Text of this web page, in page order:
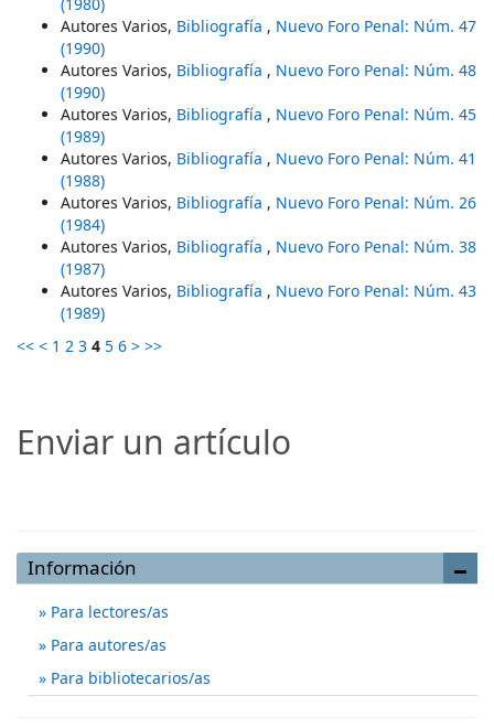
Autores Varios, Bibliografía , Nuevo Foro Penal: Núm. 47
(1990)
Autores Varios, Bibliografía , Nuevo Foro Penal: Núm. 48
(1990)
Autores Varios, Bibliografía , Nuevo Foro Penal: Núm. 45
(1989)
Autores Varios, Bibliografía , Nuevo Foro Penal: Núm. 41
(1988)
Autores Varios, Bibliografía , Nuevo Foro Penal: Núm. 26
(1984)
Autores Varios, Bibliografía , Nuevo Foro Penal: Núm. 38
(1987)
Autores Varios, Bibliografía , Nuevo Foro Penal: Núm. 43
(1989)
<< < 1 2 3 4 5 6 > >>
Enviar un artículo
Información
Para lectores/as
Para autores/as
Para bibliotecarios/as